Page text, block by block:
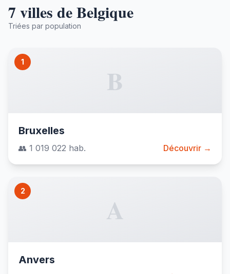
7 villes de Belgique
Triées par population
1
B
Bruxelles
👥 1 019 022 hab. Découvrir →
2
A
Anvers